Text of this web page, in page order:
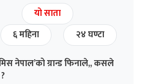
यो साता
६ महिना २४ घण्टा
नेपाल’को ग्रान्ड फिनाले,, कसले